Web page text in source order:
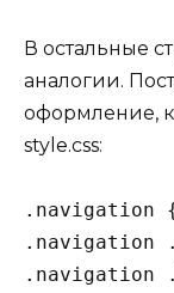
В остальные
аналогии.
оформление,
style.css:
.navigation
.navigation
.navigation